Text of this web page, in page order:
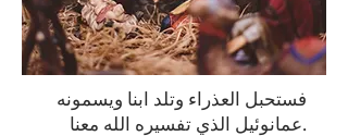
فستحبل العذراء وتلد ابنا ويسمونه
عمانوئيل الذي تفسيره الله معنا.